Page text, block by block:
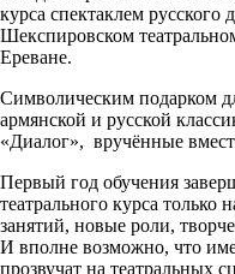
курса спектаклем русского
Шекспировском
Ереване.
Символическим подарком
армянской и русской
«Диалог», вручённые
Первый год обучения
театрального курса только
занятий, новые роли,
И вполне возможно, что
прозвучат на театральных